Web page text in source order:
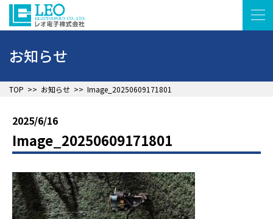
▲
お知らせ
TOP >> お知らせ >> Image_20250609171801
2025/6/16
Image_20250609171801